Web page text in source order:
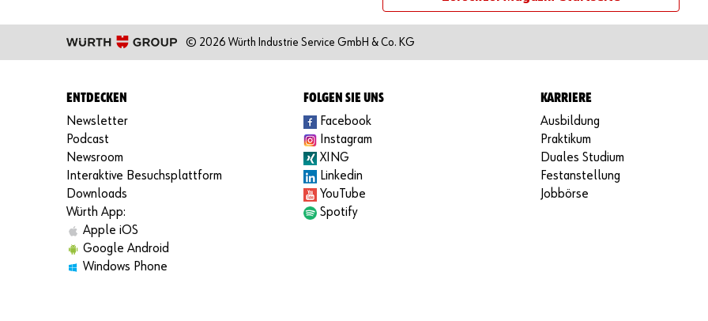
© 2026 Würth Industrie Service GmbH & Co. KG
ENTDECKEN
Newsletter
Podcast
Newsroom
Interaktive Besuchsplattform
Downloads
Würth App:
Apple iOS
Google Android
Windows Phone
FOLGEN SIE UNS
Facebook
Instagram
XING
Linkedin
YouTube
Spotify
KARRIERE
Ausbildung
Praktikum
Duales Studium
Festanstellung
Jobbörse